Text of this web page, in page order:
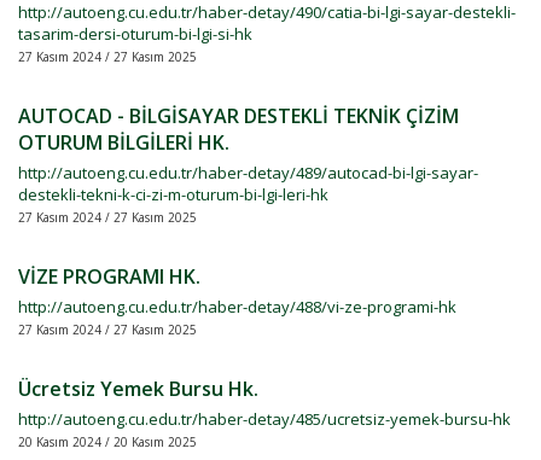
http://autoeng.cu.edu.tr/haber-detay/490/catia-bi-lgi-sayar-destekli-
tasarim-dersi-oturum-bi-lgi-si-hk
27 Kasım 2024 / 27 Kasım 2025
AUTOCAD - BİLGİSAYAR DESTEKLİ TEKNİK ÇİZİM
OTURUM BİLGİLERİ HK.
http://autoeng.cu.edu.tr/haber-detay/489/autocad-bi-lgi-sayar-
destekli-tekni-k-ci-zi-m-oturum-bi-lgi-leri-hk
27 Kasım 2024 / 27 Kasım 2025
VİZE PROGRAMI HK.
http://autoeng.cu.edu.tr/haber-detay/488/vi-ze-programi-hk
27 Kasım 2024 / 27 Kasım 2025
Ücretsiz Yemek Bursu Hk.
http://autoeng.cu.edu.tr/haber-detay/485/ucretsiz-yemek-bursu-hk
20 Kasım 2024 / 20 Kasım 2025